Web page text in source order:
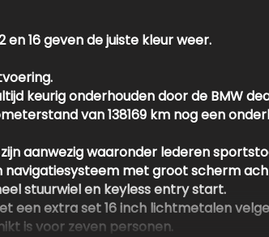
16 geven de juiste kleur weer.
keurig onderhouden door de BMW
van 138169 km nog een
aanwezig waaronder lederen
met groot scherm
stuurwiel en keyless entry start.
een extra set 16 inch lichtmetalen
is voor zeven personen.